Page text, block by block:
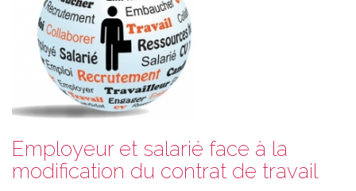
Employeur et salarié face à la
modification du contrat de travail